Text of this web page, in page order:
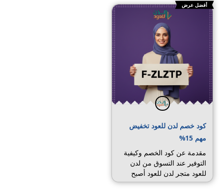
أفضل عرض
كود خصم لدن للعود تخفيض
مهم 15%
مقدمة عن كود الخصم وكيفية
التوفير عند التسوق من لدن
للعود متجر لدن للعود أصبح
وجهة مميزة لعشاق العطور